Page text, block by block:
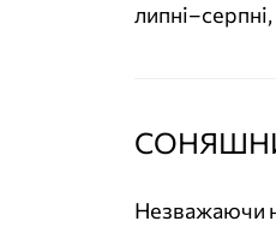
Незважаючи